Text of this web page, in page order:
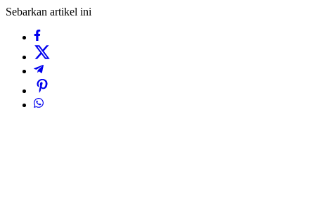
Sebarkan artikel ini